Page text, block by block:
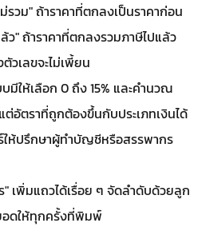
รวม" ถ้าราคาที่ตกลงเป็นราคาก่อน
ว" ถ้าราคาที่ตกลงรวมภาษีไปแล้ว
วเลขจะไม่เพี้ยน
บมีให้เลือก 0 ถึง 15% และคำนวณ
อัตราที่ถูกต้องขึ้นกับประเภทเงินได้
ให้ปรึกษาผู้ทำบัญชีหรือสรรพากร
เพิ่มแถวได้เรื่อย ๆ จัดลำดับด้วยลูก
อดให้ทุกครั้งที่พิมพ์